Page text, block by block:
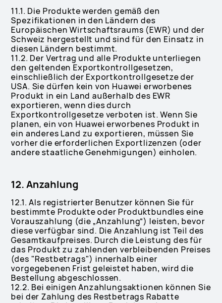
11.1. Die Produkte werden gemäß den
Spezifikationen in den Ländern des
Europäischen Wirtschaftsraums (EWR) und der
Schweiz hergestellt und sind für den Einsatz in
diesen Ländern bestimmt.
11.2. Der Vertrag und alle Produkte unterliegen
den geltenden Exportkontrollgesetzen,
einschließlich der Exportkontrollgesetze der
USA. Sie dürfen kein von Huawei erworbenes
Produkt in ein Land außerhalb des EWR
exportieren, wenn dies durch
Exportkontrollgesetze verboten ist. Wenn Sie
planen, ein von Huawei erworbenes Produkt in
ein anderes Land zu exportieren, müssen Sie
vorher die erforderlichen Exportlizenzen (oder
andere staatliche Genehmigungen) einholen.
12. Anzahlung
12.1. Als registrierter Benutzer können Sie für
bestimmte Produkte oder Produktbundles eine
Vorauszahlung (die „Anzahlung“) leisten, bevor
diese verfügbar sind. Die Anzahlung ist Teil des
Gesamtkaufpreises. Durch die Leistung des für
das Produkt zu zahlenden verbleibenden Preises
(des "Restbetrags") innerhalb einer
vorgegebenen Frist geleistet haben, wird die
Bestellung abgeschlossen.
12.2. Bei einigen Anzahlungsaktionen können Sie
bei der Zahlung des Restbetrags Rabatte